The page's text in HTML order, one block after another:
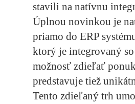
stavili na natívnu
Úplnou novinkou je
priamo do ERP
ktorý je integrovaný so
možnosť zdieľať
predstavuje tiež
Tento zdieľaný trh